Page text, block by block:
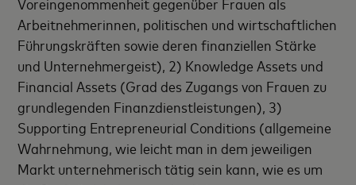
Arbeitnehmerinnen, politischen und wirtschaftlichen
Führungskräften sowie deren finanziellen Stärke
und Unternehmergeist), 2) Knowledge Assets und
Financial Assets (Grad des Zugangs von Frauen zu
grundlegenden Finanzdienstleistungen), 3)
Supporting Entrepreneurial Conditions (allgemeine
Wahrnehmung, wie leicht man in dem jeweiligen
Markt unternehmerisch tätig sein kann, wie es um